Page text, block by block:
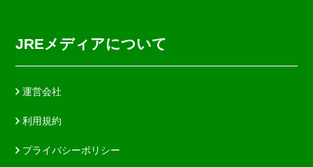
JREメディアについて
運営会社
利用規約
プライバシーポリシー